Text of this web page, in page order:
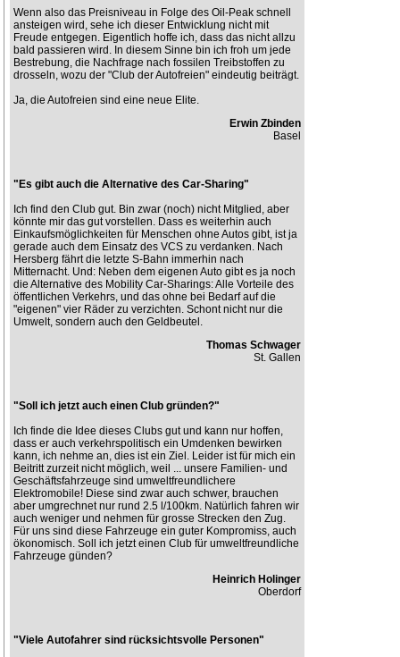
Wenn also das Preisniveau in Folge des Oil-Peak schnell
ansteigen wird, sehe ich dieser Entwicklung nicht mit
Freude entgegen. Eigentlich hoffe ich, dass das nicht allzu
bald passieren wird. In diesem Sinne bin ich froh um jede
Bestrebung, die Nachfrage nach fossilen Treibstoffen zu
drosseln, wozu der "Club der Autofreien" eindeutig beiträgt.
Ja, die Autofreien sind eine neue Elite.
Erwin Zbinden
Basel
"Es gibt auch die Alternative des Car-Sharing"
Ich find den Club gut. Bin zwar (noch) nicht Mitglied, aber
könnte mir das gut vorstellen. Dass es weiterhin auch
Einkaufsmöglichkeiten für Menschen ohne Autos gibt, ist ja
gerade auch dem Einsatz des VCS zu verdanken. Nach
Hersberg fährt die letzte S-Bahn immerhin nach
Mitternacht. Und: Neben dem eigenen Auto gibt es ja noch
die Alternative des Mobility Car-Sharings: Alle Vorteile des
öffentlichen Verkehrs, und das ohne bei Bedarf auf die
"eigenen" vier Räder zu verzichten. Schont nicht nur die
Umwelt, sondern auch den Geldbeutel.
Thomas Schwager
St. Gallen
"Soll ich jetzt auch einen Club gründen?"
Ich finde die Idee dieses Clubs gut und kann nur hoffen,
dass er auch verkehrspolitisch ein Umdenken bewirken
kann, ich nehme an, dies ist ein Ziel. Leider ist für mich ein
Beitritt zurzeit nicht möglich, weil ... unsere Familien- und
Geschäftsfahrzeuge sind umweltfreundlichere
Elektromobile! Diese sind zwar auch schwer, brauchen
aber umgrechnet nur rund 2.5 l/100km. Natürlich fahren wir
auch weniger und nehmen für grosse Strecken den Zug.
Für uns sind diese Fahrzeuge ein guter Kompromiss, auch
ökonomisch. Soll ich jetzt einen Club für umweltfreundliche
Fahrzeuge günden?
Heinrich Holinger
Oberdorf
"Viele Autofahrer sind rücksichtsvolle Personen"